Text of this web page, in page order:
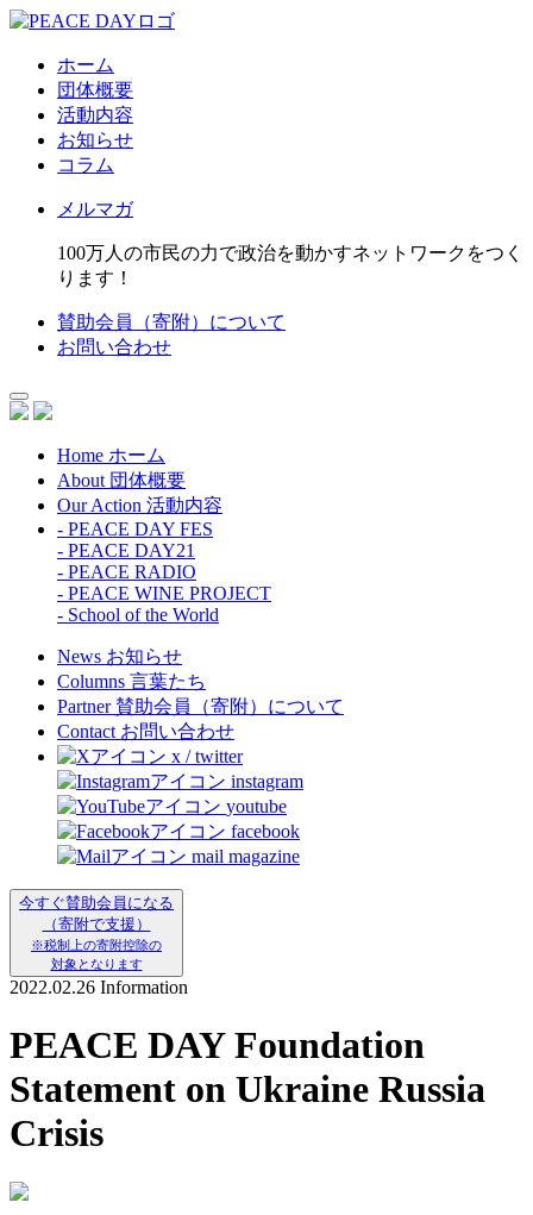
ホーム
団体概要
活動内容
お知らせ
コラム
メルマガ
100万人の市民の力で政治を動かすネットワークをつく
ります！
賛助会員（寄附）について
お問い合わせ
Home ホーム
About 団体概要
Our Action 活動内容
- PEACE DAY FES
- PEACE DAY21
- PEACE RADIO
- PEACE WINE PROJECT
- School of the World
News お知らせ
Columns 言葉たち
Partner 賛助会員（寄附）について
Contact お問い合わせ
x / twitter
instagram
youtube
facebook
mail magazine
今すぐ賛助会員になる
（寄附で支援）
※税制上の寄附控除の
対象となります
2022.02.26 Information
PEACE DAY Foundation
Statement on Ukraine Russia
Crisis